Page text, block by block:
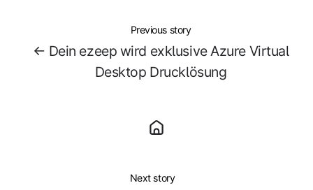
Previous story
← Dein ezeep wird exklusive Azure Virtual
Desktop Drucklösung
Next story